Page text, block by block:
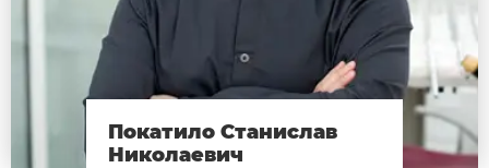
Покатило Станислав
Николаевич